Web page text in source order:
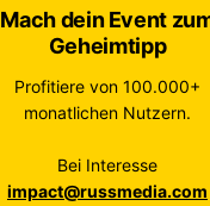
Mach dein Event
Geheimtipp
Profitiere von 100.000+
monatlichen Nutzern.
Bei Interesse
impact@russmedia.com